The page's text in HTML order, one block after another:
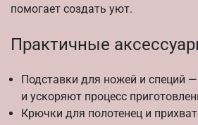
помогает создать уют.
Практичные
Подставки для ножей и специй
и ускоряют процесс
Крючки для полотенец и